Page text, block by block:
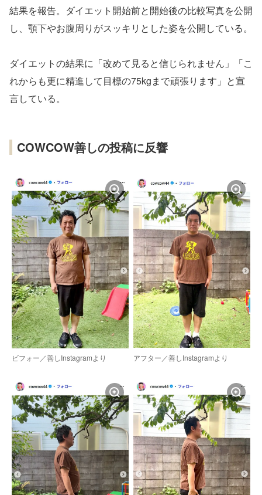
結果を報告。ダイエット開始前と開始後の比較写真を公開
し、顎下やお腹周りがスッキリとした姿を公開している。
ダイエットの結果に「改めて見ると信じられません」「こ
れからも更に精進して目標の75kgまで頑張ります」と宣
言している。
COWCOW善しの投稿に反響
ビフォー／善しInstagramより アフター／善しInstagramより